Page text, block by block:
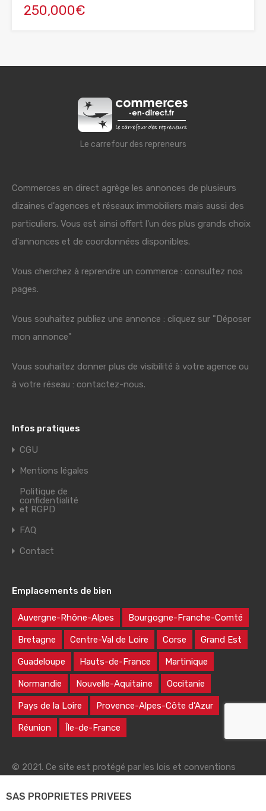
250,000€
Le carrefour des repreneurs
Commerces en direct agrège les annonces de plusieurs
dizaines d'agences et réseaux immobiliers mais aussi des
particuliers. Vous est ainsi offert l'un des plus grands choix
d'annonces et de coordonnées disponibles.
Vous cherchez à reprendre un commerce : consultez nos
pages.
Vous souhaitez publiez une annonce : cliquez sur "Déposer
mon annonce"
Vous souhaitez donner plus de visibilité à votre agence ou
à votre réseau : contactez-nous.
Infos pratiques
CGU
Mentions légales
Politique de
confidentialité
et RGPD
FAQ
Contact
Emplacements de bien
Auvergne-Rhône-Alpes Bourgogne-Franche-Comté
Bretagne Centre-Val de Loire Corse Grand Est
Guadeloupe Hauts-de-France Martinique
Normandie Nouvelle-Aquitaine Occitanie
Pays de la Loire Provence-Alpes-Côte d’Azur
Réunion Île-de-France
© 2021. Ce site est protégé par les lois et conventions
SAS PROPRIETES PRIVEES